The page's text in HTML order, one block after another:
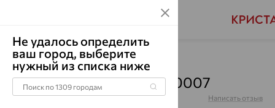
Главная Каталог Для мужчин
Кольцо, золото, КП11010007
Артикул:КП11010007 Написать отзыв
Не удалось определить
ваш город, выберите
нужный из списка ниже